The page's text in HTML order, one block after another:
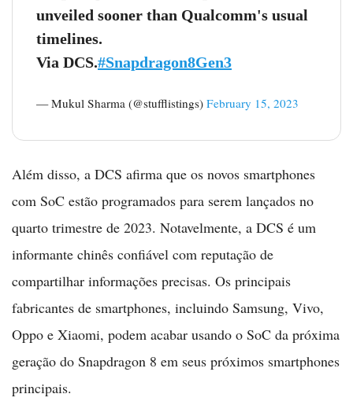
unveiled sooner than Qualcomm's usual
timelines.
Via DCS.#Snapdragon8Gen3
— Mukul Sharma (@stufflistings) February 15, 2023
Além disso, a DCS afirma que os novos smartphones
com SoC estão programados para serem lançados no
quarto trimestre de 2023. Notavelmente, a DCS é um
informante chinês confiável com reputação de
compartilhar informações precisas. Os principais
fabricantes de smartphones, incluindo Samsung, Vivo,
Oppo e Xiaomi, podem acabar usando o SoC da próxima
geração do Snapdragon 8 em seus próximos smartphones
principais.